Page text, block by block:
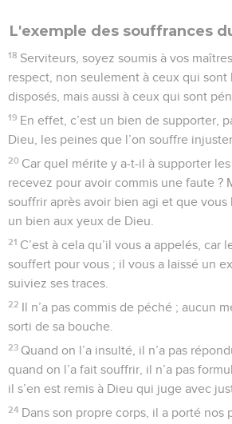
L'exemple des souffrances
18 Serviteurs, soyez soumis à vos
respect, non seulement à ceux qui sont
disposés, mais aussi à ceux qui sont
19 En effet, c’est un bien de supporter,
Dieu, les peines que l’on souffre
20 Car quel mérite y a-t-il à supporter
recevez pour avoir commis une faute ?
souffrir après avoir bien agi et que vous
un bien aux yeux de Dieu.
21 C’est à cela qu’il vous a appelés, car
souffert pour vous ; il vous a laissé un
suiviez ses traces.
22 Il n’a pas commis de péché ; aucun
sorti de sa bouche.
23 Quand on l’a insulté, il n’a pas
quand on l’a fait souffrir, il n’a pas
il s’en est remis à Dieu qui juge avec
24 Dans son propre corps, il a porté nos